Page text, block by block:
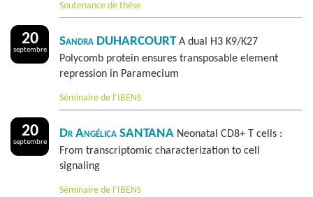
Soutenance de thèse
20
septembre
Sandra DUHARCOURT A dual H3 K9/K27
Polycomb protein ensures transposable element
repression in Paramecium
Séminaire de l’IBENS
20
septembre
Dr Angélica SANTANA Neonatal CD8+ T cells :
From transcriptomic characterization to cell
signaling
Séminaire de l’IBENS